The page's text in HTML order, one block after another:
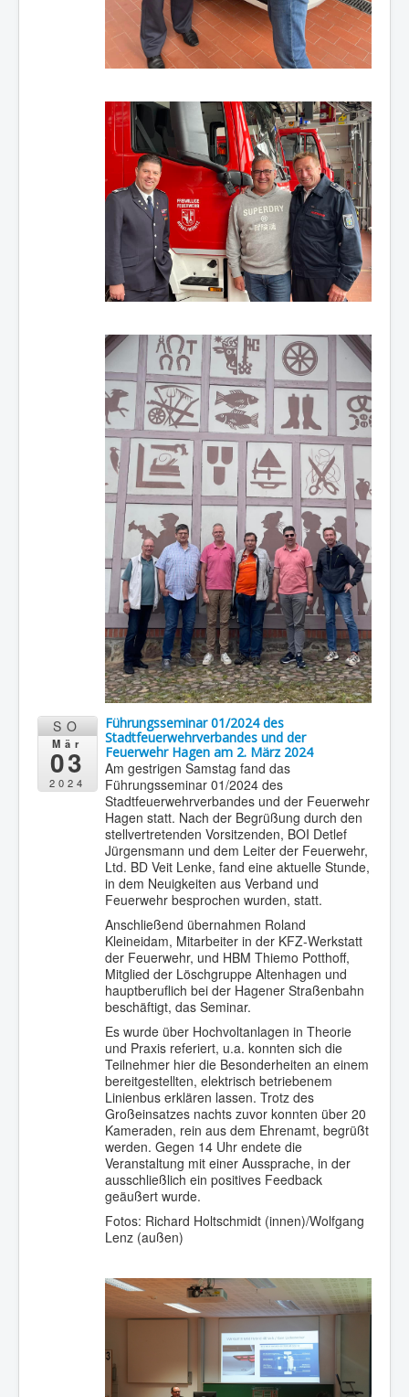
SO
Mär
03
2024
Führungsseminar 01/2024 des
Stadtfeuerwehrverbandes und der
Feuerwehr Hagen am 2. März 2024
Am gestrigen Samstag fand das
Führungsseminar 01/2024 des
Stadtfeuerwehrverbandes und der Feuerwehr
Hagen statt. Nach der Begrüßung durch den
stellvertretenden Vorsitzenden, BOI Detlef
Jürgensmann und dem Leiter der Feuerwehr,
Ltd. BD Veit Lenke, fand eine aktuelle Stunde,
in dem Neuigkeiten aus Verband und
Feuerwehr besprochen wurden, statt.
Anschließend übernahmen Roland
Kleineidam, Mitarbeiter in der KFZ-Werkstatt
der Feuerwehr, und HBM Thiemo Potthoff,
Mitglied der Löschgruppe Altenhagen und
hauptberuflich bei der Hagener Straßenbahn
beschäftigt, das Seminar.
Es wurde über Hochvoltanlagen in Theorie
und Praxis referiert, u.a. konnten sich die
Teilnehmer hier die Besonderheiten an einem
bereitgestellten, elektrisch betriebenem
Linienbus erklären lassen. Trotz des
Großeinsatzes nachts zuvor konnten über 20
Kameraden, rein aus dem Ehrenamt, begrüßt
werden. Gegen 14 Uhr endete die
Veranstaltung mit einer Aussprache, in der
ausschließlich ein positives Feedback
geäußert wurde.
Fotos: Richard Holtschmidt (innen)/Wolfgang
Lenz (außen)